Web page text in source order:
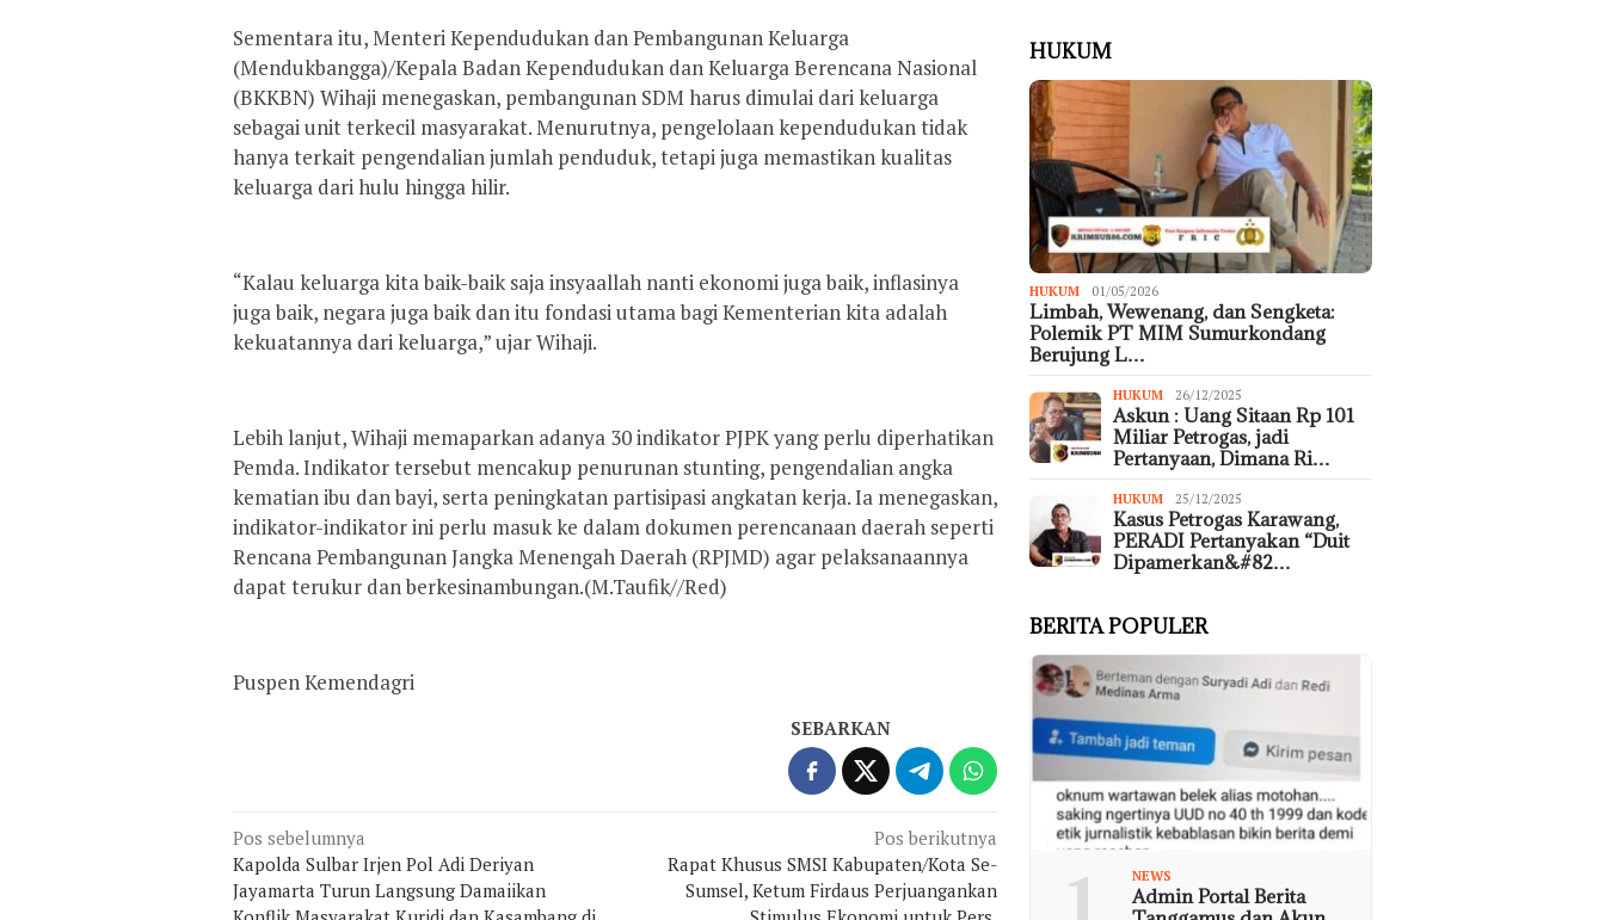
Sementara itu, Menteri Kependudukan dan Pembangunan Keluarga
(Mendukbangga)/Kepala Badan Kependudukan dan Keluarga Berencana Nasional
(BKKBN) Wihaji menegaskan, pembangunan SDM harus dimulai dari keluarga
sebagai unit terkecil masyarakat. Menurutnya, pengelolaan kependudukan tidak
hanya terkait pengendalian jumlah penduduk, tetapi juga memastikan kualitas
keluarga dari hulu hingga hilir.
“Kalau keluarga kita baik-baik saja insyaallah nanti ekonomi juga baik, inflasinya
juga baik, negara juga baik dan itu fondasi utama bagi Kementerian kita adalah
kekuatannya dari keluarga,” ujar Wihaji.
Lebih lanjut, Wihaji memaparkan adanya 30 indikator PJPK yang perlu diperhatikan
Pemda. Indikator tersebut mencakup penurunan stunting, pengendalian angka
kematian ibu dan bayi, serta peningkatan partisipasi angkatan kerja. Ia menegaskan,
indikator-indikator ini perlu masuk ke dalam dokumen perencanaan daerah seperti
Rencana Pembangunan Jangka Menengah Daerah (RPJMD) agar pelaksanaannya
dapat terukur dan berkesinambungan.(M.Taufik//Red)
Puspen Kemendagri
SEBARKAN
Navigasi
pos
Pos sebelumnya
Kapolda Sulbar Irjen Pol Adi Deriyan
Jayamarta Turun Langsung Damaiikan
Pos berikutnya
Rapat Khusus SMSI Kabupaten/Kota Se-
Sumsel, Ketum Firdaus Perjuangankan
HUKUM
HUKUM 01/05/2026
Limbah, Wewenang, dan Sengketa:
Polemik PT MIM Sumurkondang
Berujung L…
HUKUM 26/12/2025
Askun : Uang Sitaan Rp 101
Miliar Petrogas, jadi
Pertanyaan, Dimana Ri…
HUKUM 25/12/2025
Kasus Petrogas Karawang,
PERADI Pertanyakan “Duit
Dipamerkan&#82…
BERITA POPULER
NEWS
Admin Portal Berita